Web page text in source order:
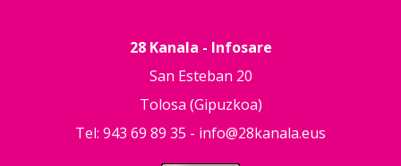
28 Kanala - Infosare
San Esteban 20
Tolosa (Gipuzkoa)
Tel: 943 69 89 35 - info@28kanala.eus